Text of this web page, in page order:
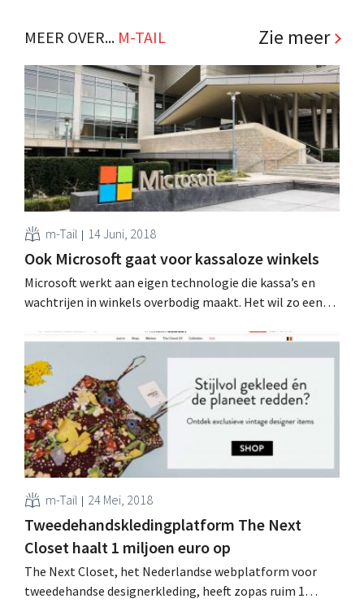
.MEER OVER... M-TAIL Zie meer
m-Tail 14 Juni, 2018
Ook Microsoft gaat voor kassaloze winkels
Microsoft werkt aan eigen technologie die kassa’s en
wachtrijen in winkels overbodig maakt. Het wil zo een
strijd tegen Amazon Go. Winkelkar automatisch
scannen Kassaloze winkels zijn de nieuwe hype in
retailland, zeker in supermarkten en buurtwinkels:
behalve de volledig kassaloze...
m-Tail 24 Mei, 2018
Tweedehandskledingplatform The Next
Closet haalt 1 miljoen euro op
The Next Closet, het Nederlandse webplatform voor
tweedehandse designerkleding, heeft zopas ruim 1